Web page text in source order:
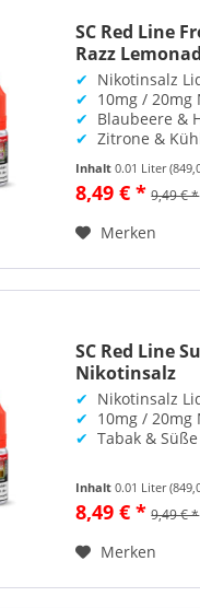
SC Red Line
Razz
✔ Nikotinsalz
✔ 10mg / 20mg
✔ Blaubeere &
✔ Zitrone &
Inhalt0.01 Liter
8,49 € * 9,49 € *
Merken
SC Red Line
Nikotinsalz
✔ Nikotinsalz
✔ 10mg / 20mg
✔ Tabak &
Inhalt0.01 Liter
8,49 € * 9,49 € *
Merken